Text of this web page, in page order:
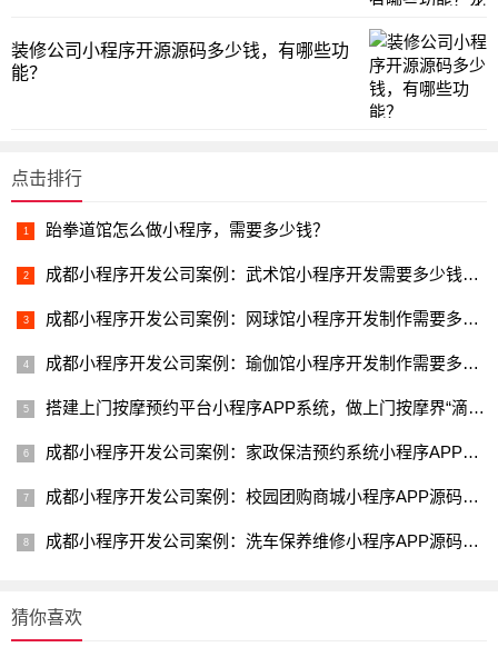
装修公司小程序开源源码多少钱，有哪些功
能？
点击排行
跆拳道馆怎么做小程序，需要多少钱？
成都小程序开发公司案例：武术馆小程序开发需要多少钱？580起
成都小程序开发公司案例：网球馆小程序开发制作需要多少钱？
成都小程序开发公司案例：瑜伽馆小程序开发制作需要多少钱？
搭建上门按摩预约平台小程序APP系统，做上门按摩界“滴滴”躺赚
成都小程序开发公司案例：家政保洁预约系统小程序APP源码开发多
成都小程序开发公司案例：校园团购商城小程序APP源码开发多少钱-
成都小程序开发公司案例：洗车保养维修小程序APP源码开发多少钱
猜你喜欢